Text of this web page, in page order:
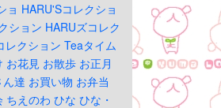
ョ HARU'Sコレクショ
ション HARUズコレク
レクション Teaタイム
お花見 お散歩 お正月
達 お買い物 お弁当
ちえのわ ひな ひな・